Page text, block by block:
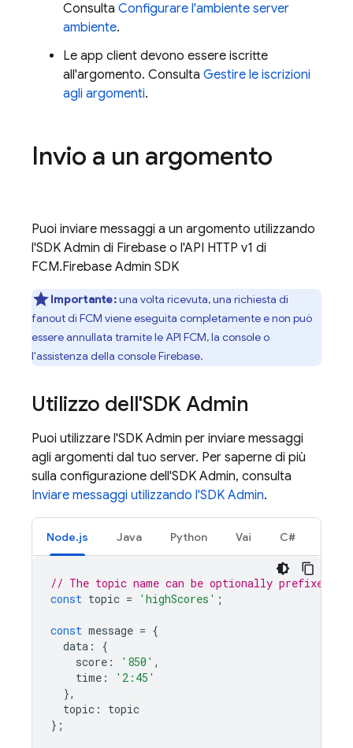
Consulta Configurare l'ambiente server
ambiente.
Le app client devono essere iscritte
all'argomento. Consulta Gestire le iscrizioni
agli argomenti.
Invio a un argomento
Puoi inviare messaggi a un argomento utilizzando
l'SDK Admin di Firebase o l'API HTTP v1 di
FCM.Firebase Admin SDK
Importante:una volta ricevuta, una richiesta di
fanout di FCM viene eseguita completamente e non può
essere annullata tramite le API FCM, la console o
l'assistenza della consoleFirebase.
Utilizzo dell'SDK Admin
Puoi utilizzare l'SDK Admin per inviare messaggi
agli argomenti dal tuo server. Per saperne di più
sulla configurazione dell'SDK Admin, consulta
Inviare messaggi utilizzando l'SDK Admin.
Node.js Java Python Vai C#
// The topic name can be optionally prefixed
const topic = 'highScores' ;
const message = {
data :
{
score : '850' ,
time :
'2:45'
},
topic :
topic
};